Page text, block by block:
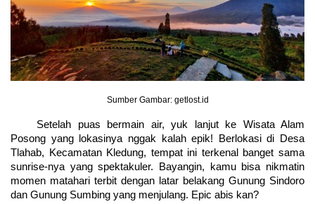
Sumber Gambar: getlost.id
Setelah puas bermain air, yuk lanjut ke Wisata Alam
Posong yang lokasinya nggak kalah epik! Berlokasi di Desa
Tlahab, Kecamatan Kledung, tempat ini terkenal banget sama
sunrise-nya yang spektakuler. Bayangin, kamu bisa nikmatin
momen matahari terbit dengan latar belakang Gunung Sindoro
dan Gunung Sumbing yang menjulang. Epic abis kan?